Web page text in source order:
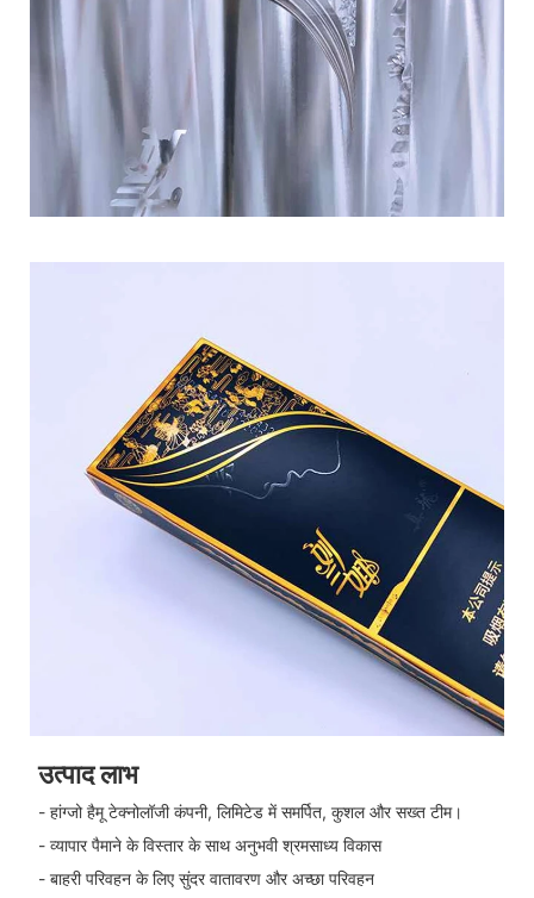
उत्पाद लाभ
- हांग्जो हैमू टेक्नोलॉजी कंपनी, लिमिटेड में समर्पित, कुशल और सख्त टीम।
- व्यापार पैमाने के विस्तार के साथ अनुभवी श्रमसाध्य विकास
- बाहरी परिवहन के लिए सुंदर वातावरण और अच्छा परिवहन